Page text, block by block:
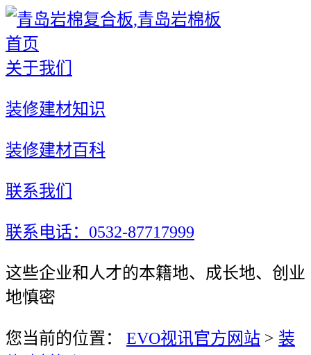
首页
关于我们
装修建材知识
装修建材百科
联系我们
联系电话：0532-87717999
这些企业和人才的本籍地、成长地、创业
地慎密
您当前的位置： EVO视讯官方网站 > 装